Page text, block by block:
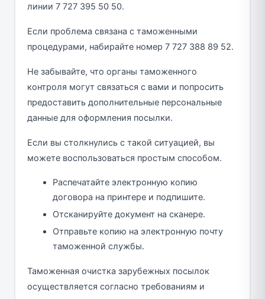
линии 7 727 395 50 50.
Если проблема связана с таможенными
процедурами, набирайте номер 7 727 388 89 52.
Не забывайте, что органы таможенного
контроля могут связаться с вами и попросить
предоставить дополнительные персональные
данные для оформления посылки.
Если вы столкнулись с такой ситуацией, вы
можете воспользоваться простым способом.
Распечатайте электронную копию
договора на принтере и подпишите.
Отсканируйте документ на сканере.
Отправьте копию на электронную почту
таможенной службы.
Таможенная очистка зарубежных посылок
осуществляется согласно требованиям и